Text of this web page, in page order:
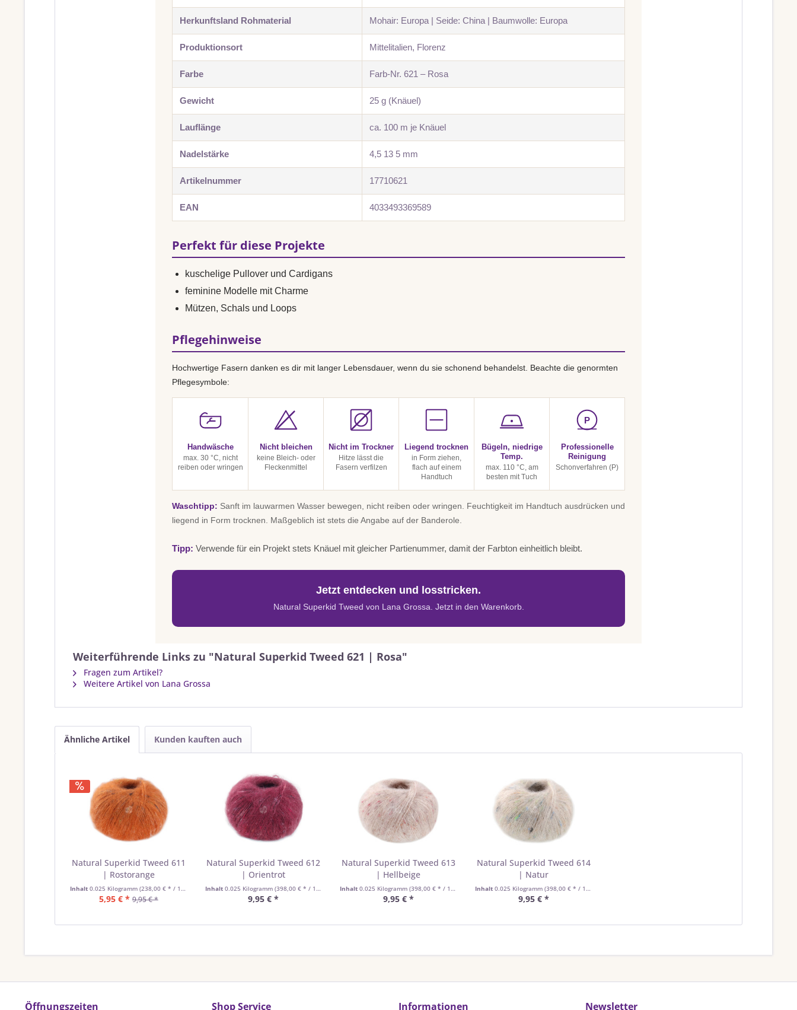
Herkunftsland Rohmaterial Mohair: Europa | Seide: China | Baumwolle: Europa
Produktionsort Mittelitalien, Florenz
Farbe Farb-Nr. 621 – Rosa
Gewicht 25 g (Knäuel)
Lauflänge ca. 100 m je Knäuel
Nadelstärke 4,5 13 5 mm
Artikelnummer 17710621
EAN 4033493369589
Perfekt für diese Projekte
kuschelige Pullover und Cardigans
feminine Modelle mit Charme
Mützen, Schals und Loops
Pflegehinweise
Hochwertige Fasern danken es dir mit langer Lebensdauer, wenn du sie schonend behandelst. Beachte die genormten
Pflegesymbole:
Handwäsche
max. 30 °C, nicht
reiben oder wringen
Nicht bleichen
keine Bleich- oder
Fleckenmittel
Nicht im Trockner
Hitze lässt die
Fasern verfilzen
Liegend trocknen
in Form ziehen,
flach auf einem
Handtuch
Bügeln, niedrige
Temp.
max. 110 °C, am
besten mit Tuch
P
Professionelle
Reinigung
Schonverfahren (P)
Waschtipp: Sanft im lauwarmen Wasser bewegen, nicht reiben oder wringen. Feuchtigkeit im Handtuch ausdrücken und
liegend in Form trocknen. Maßgeblich ist stets die Angabe auf der Banderole.
Tipp: Verwende für ein Projekt stets Knäuel mit gleicher Partienummer, damit der Farbton einheitlich bleibt.
Jetzt entdecken und losstricken.
Natural Superkid Tweed von Lana Grossa. Jetzt in den Warenkorb.
Weiterführende Links zu "Natural Superkid Tweed 621 | Rosa"
Fragen zum Artikel?
Weitere Artikel von Lana Grossa
Ähnliche Artikel Kunden kauften auch
Natural Superkid Tweed 611
| Rostorange
Inhalt 0.025 Kilogramm (238,00 € * / 1 Kilogramm)
5,95 € * 9,95 € *
Natural Superkid Tweed 612
| Orientrot
Inhalt 0.025 Kilogramm (398,00 € * / 1 Kilogramm)
9,95 € *
Natural Superkid Tweed 613
| Hellbeige
Inhalt0.025 Kilogramm(398,00 € * / 1 Kilogramm)
9,95 € *
Natural Superkid Tweed 614
| Natur
Inhalt 0.025 Kilogramm (398,00 € * / 1 Kilogramm)
9,95 € *
Öffnungszeiten Shop Service Informationen Newsletter